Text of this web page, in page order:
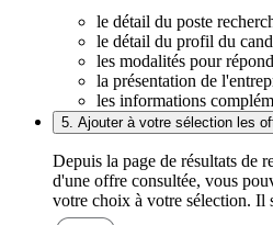
le détail du poste
le détail du profil du
les modalités pour
la présentation de
les informations
5. Ajouter à votre sélection les
Depuis la page de résultats de
d'une offre consultée, vous
votre choix à votre sélection. Il